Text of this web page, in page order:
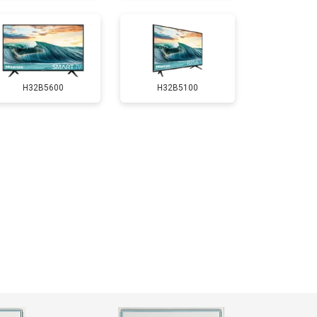
5200 ₽ Заказать
3100 ₽ Заказать
H32B5600 H32B5100